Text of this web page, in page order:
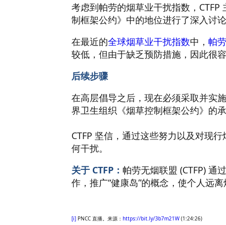
考虑到帕劳的烟草业干扰指数，
制框架公约》中的地位进行了深入讨论
在最近的全球烟草业干扰指数中， 帕劳
较低，但由于缺乏预防措施，因此很
后续步骤
在高层倡导之后，现在必须采取并实
界卫生组织《烟草控制框架公约》的
CTFP 坚信，通过这些努力以及对现
何干扰。
关于 CTFP： 帕劳无烟联盟 (CTFP) 通
作，推广“健康岛”的概念，使个人远离
[i] PNCC 直播。来源： https://bit.ly/3b7m21W (1:24:26)